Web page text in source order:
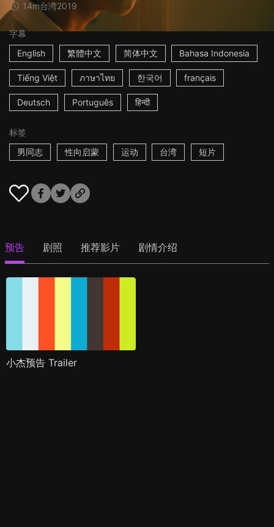
14m台湾2019
字幕
English
繁體中文 简体中文 Bahasa Indonesia
Tiếng Việt ภาษาไทย 한국어 français
Deutsch Português हिन्दी
标签
男同志
性向启蒙 运动 台湾 短片
预告 剧照 推荐影片 剧情介绍
小杰预告 Trailer